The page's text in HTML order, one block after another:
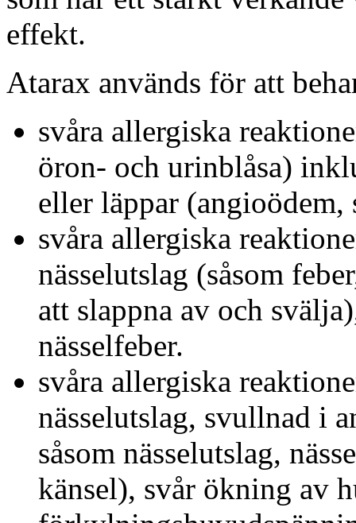
effekt.
Atarax används för att
svåra allergiska
öron- och urinblåsa)
eller läppar
svåra allergiska
nässelutslag (såsom
att slappna av och
nässelfeber.
svåra allergiska
nässelutslag, svullnad i
såsom nässelutslag,
känsel), svår ökning av